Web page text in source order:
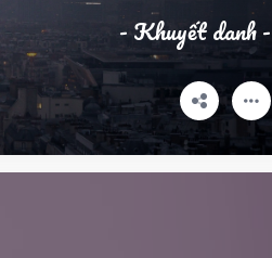
- Khuyết danh -